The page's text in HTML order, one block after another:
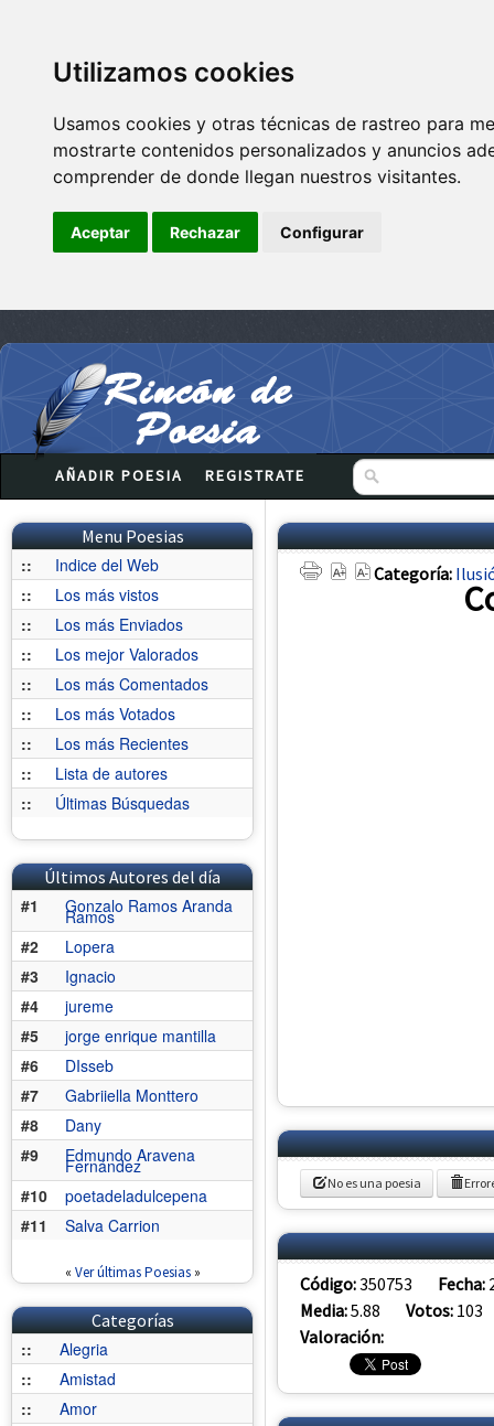
Utilizamos cookies
Usamos cookies y otras técnicas de rastreo para
mostrarte contenidos personalizados y anuncios
comprender de donde llegan nuestros visitantes.
Aceptar Rechazar Configurar
AÑADIR POESIA REGISTRATE
Menu Poesias
::
Indice del Web
::
Los más vistos
::
Los más Enviados
::
Los mejor Valorados
::
Los más Comentados
::
Los más Votados
::
Los más Recientes
::
Lista de autores
::
Últimas Búsquedas
Últimos Autores del día
#1
Gonzalo Ramos Aranda
Ramos
#2
Lopera
#3
Ignacio
#4
jureme
#5
jorge enrique mantilla
#6
DIsseb
#7
Gabriiella Monttero
#8
Dany
#9
Edmundo Aravena
Fernández
#10
poetadeladulcepena
#11
Salva Carrion
« Ver últimas Poesias»
Categorías
::
Alegria
::
Amistad
::
Amor
Categoría:
No es una poesia
Código:350753 Fecha:
Media:5.88 Votos: 103
Valoración: